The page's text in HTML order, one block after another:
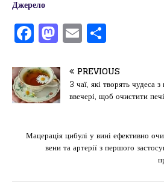
Джерело
F
a
c
e
b
o
o
M
a
st
o
d
o
n
E
m
ai
l
іл
и
т
ис
я
PREVIOUS
3 чаї, які творять чудеса
ввечері, щоб очистити
Мацерація цибулі у вині ефективно
вени та артерії з першого